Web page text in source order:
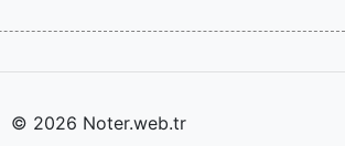
© 2026 Noter.web.tr